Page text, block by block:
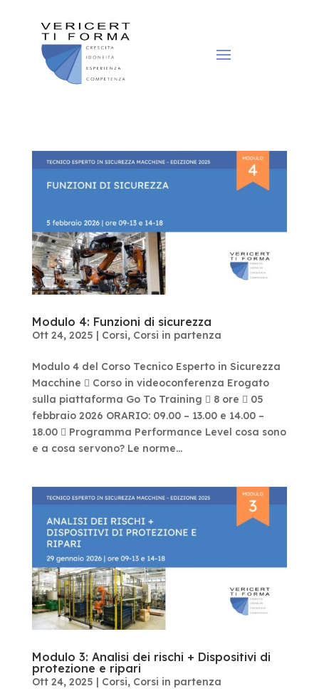
Modulo 4: Funzioni di sicurezza
Ott 24, 2025 | Corsi, Corsi in partenza
Modulo 4 del Corso Tecnico Esperto in Sicurezza
Macchine  Corso in videoconferenza Erogato
sulla piattaforma Go To Training  8 ore  05
febbraio 2026 ORARIO: 09.00 – 13.00 e 14.00 –
18.00  Programma Performance Level cosa sono
e a cosa servono? Le norme...
Modulo 3: Analisi dei rischi + Dispositivi di
protezione e ripari
Ott 24, 2025 | Corsi, Corsi in partenza